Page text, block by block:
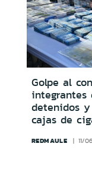
Golpe al
integrantes
detenidos
cajas de
REDMAULE 11/